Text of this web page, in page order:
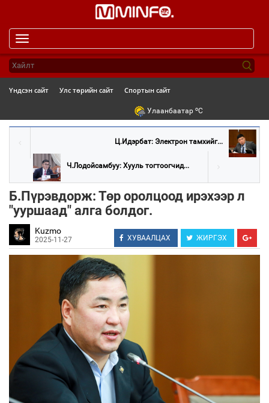
navigation
Үндсэн сайт Улс төрийн сайт Спортын сайт
Улаанбаатар oC
Ц.Идэрбат: Электрон тамхийг...
Ч.Лодойсамбуу: Хууль тогтоогчид...
Б.Пүрэвдорж: Төр оролцоод ирэхээр л
"ууршаад" алга болдог.
Kuzmo
2025-11-27 ХУВААЛЦАХ ЖИРГЭХ